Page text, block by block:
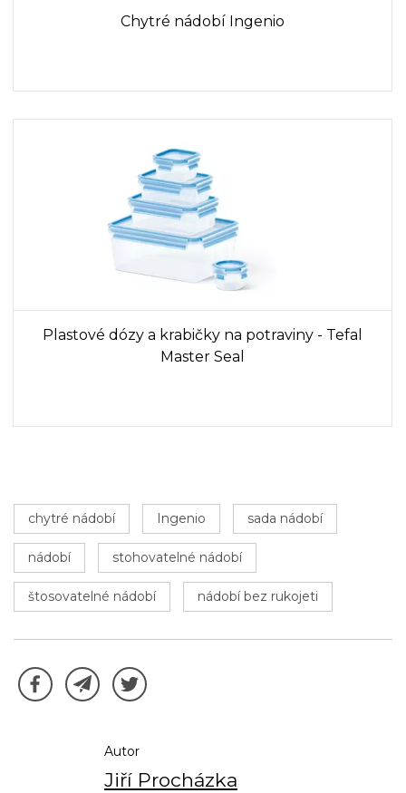
Chytré nádobí Ingenio
Plastové dózy a krabičky na potraviny - Tefal
Master Seal
chytré nádobí Ingenio sada nádobí
nádobí stohovatelné nádobí
štosovatelné nádobí nádobí bez rukojeti
Autor
Jiří Procházka